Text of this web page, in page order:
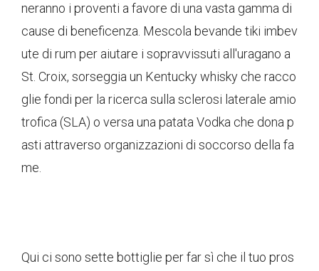
neranno i proventi a favore di una vasta gamma di
cause di beneficenza. Mescola bevande tiki imbev
ute di rum per aiutare i sopravvissuti all'uragano a
St. Croix, sorseggia un Kentucky whisky che racco
glie fondi per la ricerca sulla sclerosi laterale amio
trofica (SLA) o versa una patata Vodka che dona p
asti attraverso organizzazioni di soccorso della fa
me.
Qui ci sono sette bottiglie per far sì che il tuo pros